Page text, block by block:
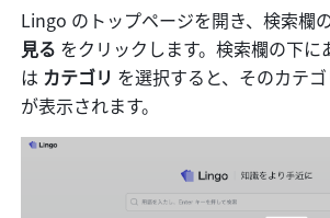
Lingo のトップページを開き、検索欄
見る をクリックします。検索欄の下に
は カテゴリ を選択すると、そのカテ
が表示されます。